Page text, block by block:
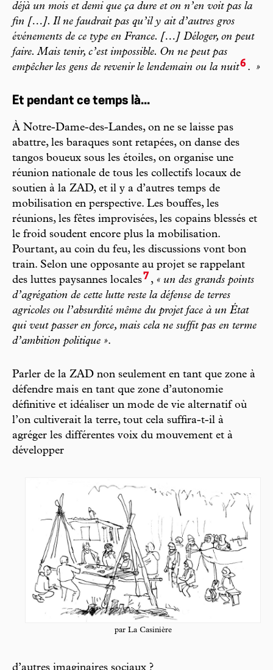
déjà un mois et demi que ça dure et on n’en voit pas la
fin […]. Il ne faudrait pas qu’il y ait d’autres gros
événements de ce type en France. […] Déloger, on peut
faire. Mais tenir, c’est impossible. On ne peut pas
empêcher les gens de revenir le lendemain ou la nuit6 . »
Et pendant ce temps là...
À Notre-Dame-des-Landes, on ne se laisse pas
abattre, les baraques sont retapées, on danse des
tangos boueux sous les étoiles, on organise une
réunion nationale de tous les collectifs locaux de
soutien à la ZAD, et il y a d’autres temps de
mobilisation en perspective. Les bouffes, les
réunions, les fêtes improvisées, les copains blessés et
le froid soudent encore plus la mobilisation.
Pourtant, au coin du feu, les discussions vont bon
train. Selon une opposante au projet se rappelant
des luttes paysannes locales7 , « un des grands points
d’agrégation de cette lutte reste la défense de terres
agricoles ou l’absurdité même du projet face à un État
qui veut passer en force, mais cela ne suffit pas en terme
d’ambition politique ».
Parler de la ZAD non seulement en tant que zone à
défendre mais en tant que zone d’autonomie
définitive et idéaliser un mode de vie alternatif où
l’on cultiverait la terre, tout cela suffira-t-il à
agréger les différentes voix du mouvement et à
développer
par La Casinière